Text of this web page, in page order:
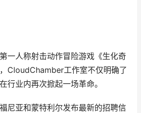
人称射击动作冒险游戏《生化奇
CloudChamber工作室不仅明确了
行业内再次掀起一场革命。
亚和蒙特利尔发布最新的招聘信